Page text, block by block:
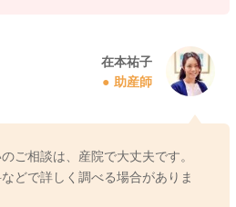
在本祐子
助産師
ご相談は、産院で大丈夫です。
どで詳しく調べる場合がありま